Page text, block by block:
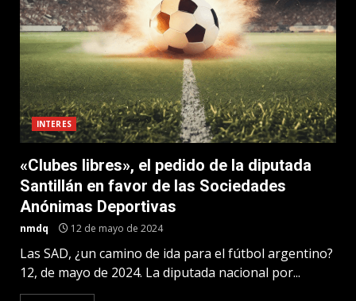
INTERES
«Clubes libres», el pedido de la diputada
Santillán en favor de las Sociedades
Anónimas Deportivas
nmdq 12 de mayo de 2024
Las SAD, ¿un camino de ida para el fútbol argentino?
12, de mayo de 2024. La diputada nacional por...